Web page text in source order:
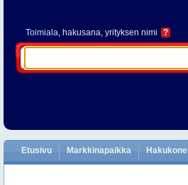
Toimiala, hakusana, yrityksen nimi ?
Etusivu Markkinapaikka Hakukone